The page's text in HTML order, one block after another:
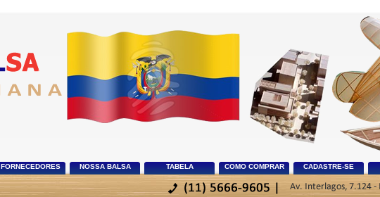
FORNECEDORES NOSSA BALSA TABELA COMO COMPRAR CADASTRE-SE